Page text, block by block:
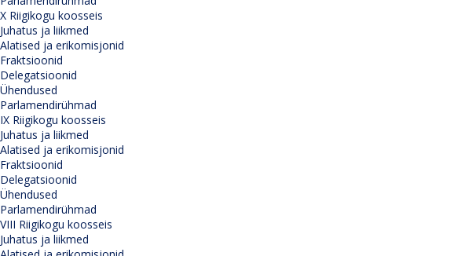
X Riigikogu koosseis
Juhatus ja liikmed
Alatised ja erikomisjonid
Fraktsioonid
Delegatsioonid
Ühendused
Parlamendirühmad
IX Riigikogu koosseis
Juhatus ja liikmed
Alatised ja erikomisjonid
Fraktsioonid
Delegatsioonid
Ühendused
Parlamendirühmad
VIII Riigikogu koosseis
Juhatus ja liikmed